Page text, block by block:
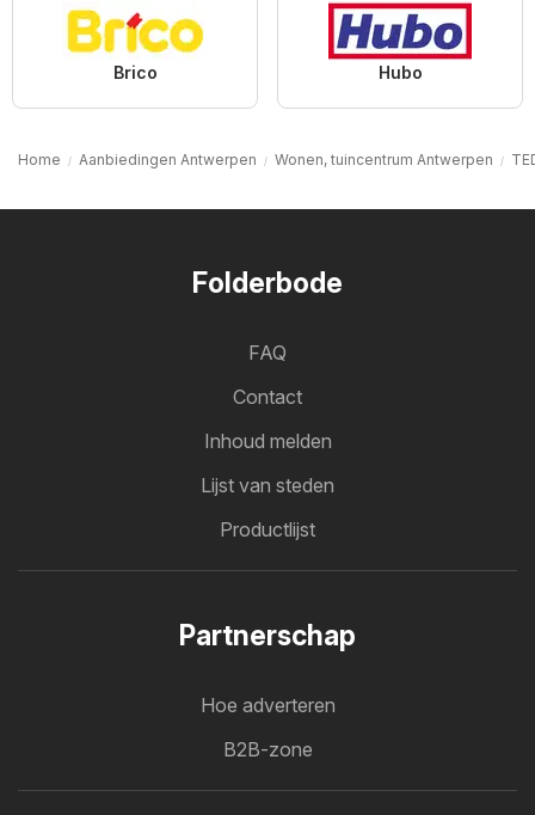
Brico Hubo
Home Aanbiedingen Antwerpen Wonen, tuincentrum Antwerpen
Folderbode
FAQ
Contact
Inhoud melden
Lijst van steden
Productlijst
Partnerschap
Hoe adverteren
B2B-zone